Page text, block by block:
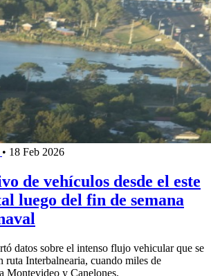
• 18 Feb 2026
de vehículos desde el este
luego del fin de semana
datos sobre el intenso flujo vehicular que se
ruta Interbalnearia, cuando miles de
Montevideo y Canelones.